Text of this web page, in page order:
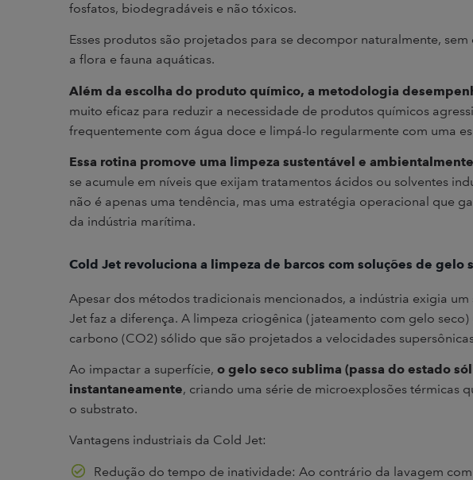
fosfatos, biodegradáveis e não tóxicos.
Esses produtos são projetados para se decompor naturalmente,
a flora e fauna aquáticas.
Além da escolha do produto químico, a metodologia
muito eficaz para reduzir a necessidade de produtos químicos
frequentemente com água doce e limpá-lo regularmente com uma
Essa rotina promove uma limpeza sustentável e
se acumule em níveis que exijam tratamentos ácidos ou solventes
não é apenas uma tendência, mas uma estratégia operacional que
da indústria marítima.
Cold Jet revoluciona a limpeza de barcos com soluções de gelo
Apesar dos métodos tradicionais mencionados, a indústria exigia
Jet faz a diferença. A limpeza criogênica (jateamento com gelo
carbono (CO2) sólido que são projetados a velocidades
Ao impactar a superfície, o gelo seco sublima (passa do estado
instantaneamente, criando uma série de microexplosões térmicas
o substrato.
Vantagens industriais da Cold Jet:
Redução do tempo de inatividade: Ao contrário da lavagem